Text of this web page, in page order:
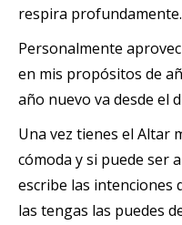
respira
Personalmente
en mis propósitos de
año nuevo va desde el
Una vez tienes el Altar
cómoda y si puede ser
escribe las intenciones
las tengas las puedes